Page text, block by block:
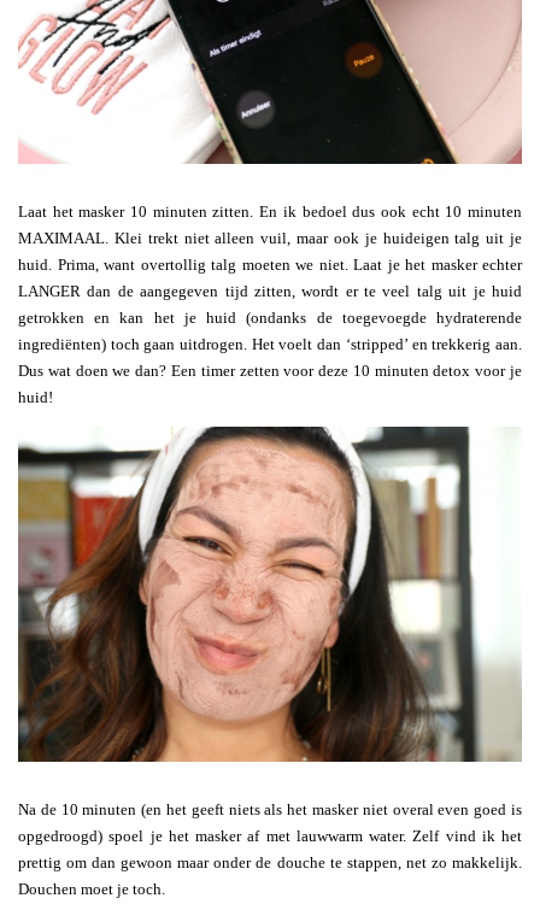
Laat het masker 10 minuten zitten. En ik bedoel dus ook echt 10 minuten
MAXIMAAL. Klei trekt niet alleen vuil, maar ook je huideigen talg uit je
huid. Prima, want overtollig talg moeten we niet. Laat je het masker echter
LANGER dan de aangegeven tijd zitten, wordt er te veel talg uit je huid
getrokken en kan het je huid (ondanks de toegevoegde hydraterende
ingrediënten) toch gaan uitdrogen. Het voelt dan ‘stripped’ en trekkerig aan.
Dus wat doen we dan? Een timer zetten voor deze 10 minuten detox voor je
huid!
Na de 10 minuten (en het geeft niets als het masker niet overal even goed is
opgedroogd) spoel je het masker af met lauwwarm water. Zelf vind ik het
prettig om dan gewoon maar onder de douche te stappen, net zo makkelijk.
Douchen moet je toch.